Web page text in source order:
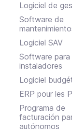
Logiciel de
Software de
Logiciel SAV
Software para
instaladores
Logiciel
ERP pour les
Programa de
facturación
autónomos